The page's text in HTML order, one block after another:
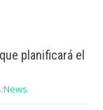
planificará el
News